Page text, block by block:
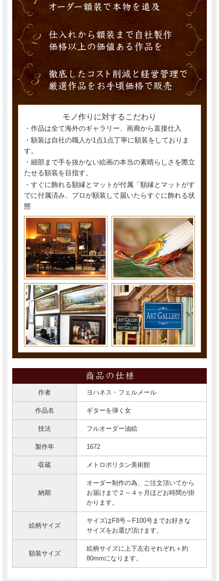
モノ作りに対するこだわり
・作品は全て海外のギャラリー、画廊から直接仕入
・額装は自社の職人が1点1点丁寧に額装をしておりま
す。
・細部まで手を抜かない絵画の本当の素晴らしさを際立
たせる額装を目指す。
・すぐに飾れる額縁とマットが付属「額縁とマットがす
でに付属済み、プロが額装して届いたらすぐに飾れる状
態
作者 ヨハネス・フェルメール
作品名 ギターを弾く女
技法 フルオーダー油絵
製作年 1672
収蔵 メトロポリタン美術館
納期
オーダー制作の為、ご注文頂いてから
お届けまで２～４ヶ月ほどお時間が掛
かります。
絵柄サイズ
サイズはF8号～F100号までお好きな
サイズをお選び頂けます。
額装サイズ
絵柄サイズに上下左右それぞれ＋約
80mmになります。